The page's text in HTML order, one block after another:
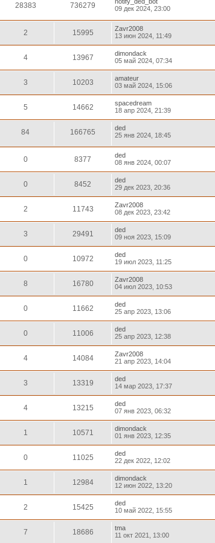
28383 736279
notify_ded_bot
09 дек 2024, 23:00
2 15995
Zavr2008
13 июн 2024, 11:49
4 13967
dimondack
05 май 2024, 07:34
3 10203
amateur
03 май 2024, 15:06
5 14662
spacedream
18 апр 2024, 21:39
84 166765
ded
25 янв 2024, 18:45
0 8377
ded
08 янв 2024, 00:07
0 8452
ded
29 дек 2023, 20:36
2 11743
Zavr2008
08 дек 2023, 23:42
3 29491
ded
09 ноя 2023, 15:09
0 10972
ded
19 июл 2023, 11:25
8 16780
Zavr2008
04 июл 2023, 10:53
0 11662
ded
25 апр 2023, 13:06
0 11006
ded
25 апр 2023, 12:38
4 14084
Zavr2008
21 апр 2023, 14:04
3 13319
ded
14 мар 2023, 17:37
4 13215
ded
07 янв 2023, 06:32
1 10571
dimondack
01 янв 2023, 12:35
0 11025
ded
22 дек 2022, 12:02
1 12984
dimondack
12 июн 2022, 13:20
2 15425
ded
10 май 2022, 15:55
7 18686
tma
11 окт 2021, 13:00